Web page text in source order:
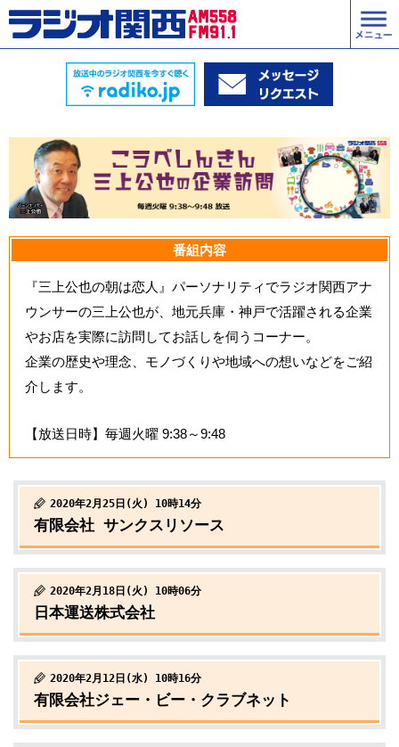
番組内容
『三上公也の朝は恋人』パーソナリティでラジオ関西アナ
ウンサーの三上公也が、地元兵庫・神戸で活躍される企業
やお店を実際に訪問してお話しを伺うコーナー。
企業の歴史や理念、モノづくりや地域への想いなどをご紹
介します。
【放送日時】毎週火曜 9:38～9:48
2020年2月25日(火) 10時14分
有限会社 サンクスリソース
2020年2月18日(火) 10時06分
日本運送株式会社
2020年2月12日(水) 10時16分
有限会社ジェー・ビー・クラブネット